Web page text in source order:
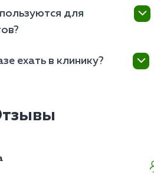
Мы не ставим пациентов
в ПНД и не передаем
для
последнего поколения. Они
ехать в клинику?
интервенции для снятия